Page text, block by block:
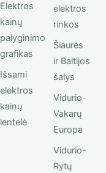
Elektros
kainų
palyginimo
grafikas
Išsami
elektros
kainų
lentelė
elektros
rinkos
Šiaurės
ir Baltijos
šalys
Vidurio-
Vakarų
Europa
Vidurio-
Rytų